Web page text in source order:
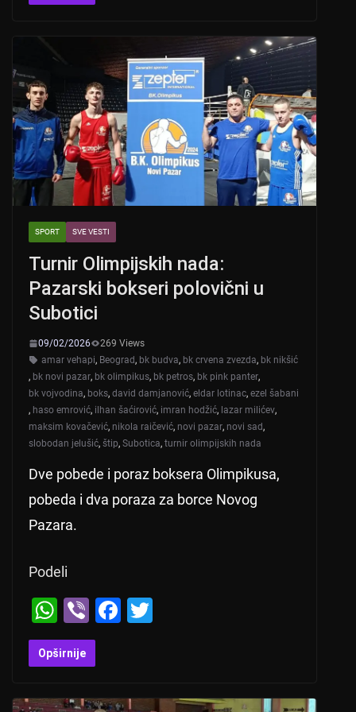
p
b
o
o
k
SPORT SVE VESTI
Turnir Olimpijskih nada:
Pazarski bokseri polovični u
Subotici
09/02/2026
269 Views
amar vehapi, Beograd, bk budva, bk crvena zvezda, bk nikšić
, bk novi pazar, bk olimpikus, bk petros, bk pink panter,
bk vojvodina, boks, david damjanović, eldar lotinac, ezel šabani
, haso emrović, ilhan šaćirović, imran hodžić, lazar milićev,
maksim kovačević, nikola raičević, novi pazar, novi sad,
slobodan jelušić, štip, Subotica, turnir olimpijskih nada
Dve pobede i poraz boksera Olimpikusa,
pobeda i dva poraza za borce Novog
Pazara.
Podeli
W
h
at
Vi
b
er
F
Opširnije